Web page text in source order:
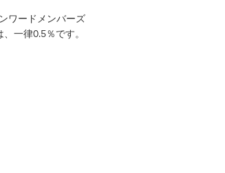
ワードメンバーズ
一律0.5％です。